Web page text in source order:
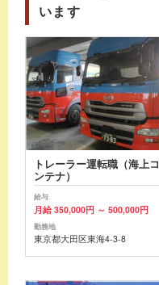
います
トレーラー運転職（海上コ
ンテナ）
給与
月給 350,000円 ～ 500,000円
勤務地
東京都大田区東海4-3-8